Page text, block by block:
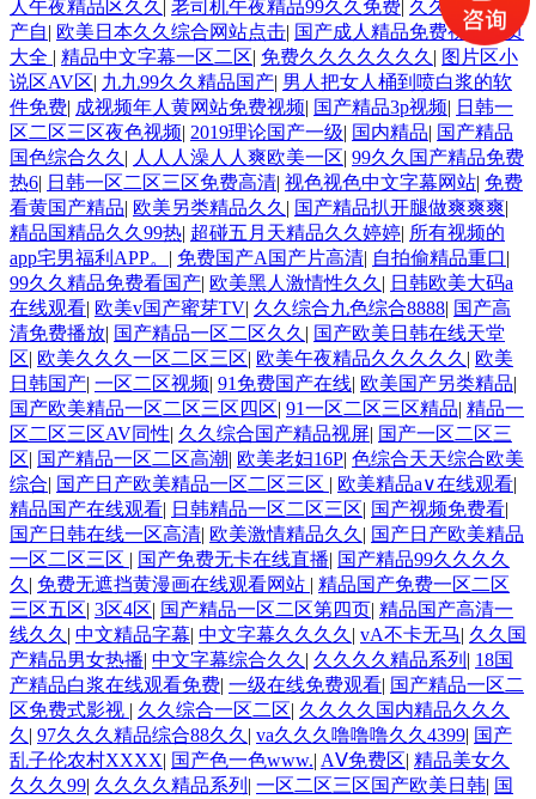
人午夜精品区久久 老司机午夜精品99久久免费 久久五月天国
产自| 欧美日本久久综合网站点击| 国产成人精品免费视频网页
大全 | 精品中文字幕一区二区| 免费久久久久久久久 | 图片区小
说区AV区| 九九99久久精品国产| 男人把女人桶到喷白浆的软
件免费| 成视频年人黄网站免费视频| 国产精品3p视频| 日韩一
区二区三区夜色视频| 2019理论国产一级| 国内精品| 国产精品
国色综合久久 | 人人人澡人人爽欧美一区| 99久久国产精品免费
热6| 日韩一区二区三区免费高清| 视色视色中文字幕网站| 免费
看黄国产精品| 欧美另类精品久久 | 国产精品扒开腿做爽爽爽|
精品国精品久久99热| 超碰五月天精品久久婷婷| 所有视频的
app宅男福利APP。 | 免费国产A国产片高清| 自拍偷精品重口|
99久久精品免费看国产| 欧美黑人激情性久久 | 日韩欧美大码a
在线观看| 欧美v国产蜜芽TV| 久久综合九色综合8888| 国产高
清免费播放| 国产精品一区二区久久 | 国产欧美日韩在线天堂
区| 欧美久久久一区二区三区| 欧美午夜精品久久久久久 | 欧美
日韩国产| 一区二区视频| 91免费国产在线| 欧美国产另类精品|
国产欧美精品一区二区三区四区| 91一区二区三区精品| 精品一
区二区三区AV同性| 久久综合国产精品视屏| 国产一区二区三
区| 国产精品一区二区高潮| 欧美老妇16P| 色综合天天综合欧美
综合| 国产日产欧美精品一区二区三区 | 欧美精品a∨在线观看|
精品国产在线观看| 日韩精品一区二区三区| 国产视频免费看|
国产日韩在线一区高清| 欧美激情精品久久 | 国产日产欧美精品
一区二区三区 | 国产免费无卡在线直播| 国产精品99久久久久
久 | 免费无遮挡黄漫画在线观看网站 | 精品国产免费一区二区
三区五区| 3区4区| 国产精品一区二区第四页| 精品国产高清一
线久久 | 中文精品字幕| 中文字幕久久久久 | vA不卡无马| 久久国
产精品男女热播| 中文字幕综合久久 | 久久久久精品系列 | 18国
产精品白浆在线观看免费| 一级在线免费观看| 国产精品一区二
区免费式影视 | 久久综合一区二区| 久久久久国内精品久久久
久 | 97久久久精品综合88久久 | va久久久噜噜噜久久4399| 国产
乱子伦农村XXXX| 国产色一色www.| AⅤ免费区| 精品美女久
久久久99| 久久久久精品系列 | 一区二区三区国产欧美日韩| 国